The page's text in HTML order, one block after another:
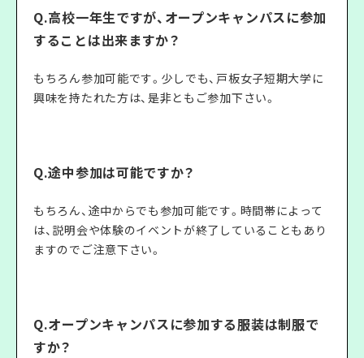
Q.高校一年生ですが、オープンキャンパスに参加
することは出来ますか？
もちろん参加可能です。少しでも、戸板女子短期大学に
興味を持たれた方は、是非ともご参加下さい。
Q.途中参加は可能ですか？
もちろん、途中からでも参加可能です。時間帯によって
は、説明会や体験のイベントが終了していることもあり
ますのでご注意下さい。
Q.オープンキャンパスに参加する服装は制服で
すか？